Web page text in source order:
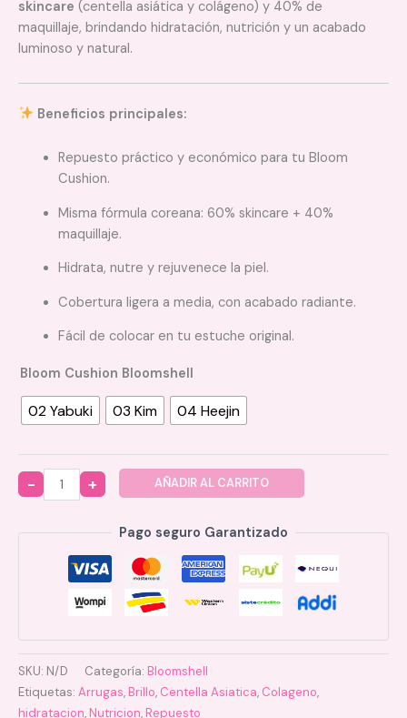
skincare (centella asiática y colágeno) y 40% de
maquillaje, brindando hidratación, nutrición y un acabado
luminoso y natural.
Beneficios principales:
Repuesto práctico y económico para tu Bloom
Cushion.
Misma fórmula coreana: 60% skincare + 40%
maquillaje.
Hidrata, nutre y rejuvenece la piel.
Cobertura ligera a media, con acabado radiante.
Fácil de colocar en tu estuche original.
Bloom Cushion Bloomshell
02 Yabuki 03 Kim 04 Heejin
Quantity
AÑADIR AL CARRITO
Pago seguro Garantizado
SKU: N/D Categoría: Bloomshell
Etiquetas: Arrugas, Brillo, Centella Asiatica, Colageno,
hidratacion, Nutricion, Repuesto